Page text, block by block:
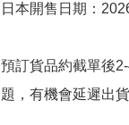
日本開售日期：
預訂貨品約截單後
題，有機會延遲出貨